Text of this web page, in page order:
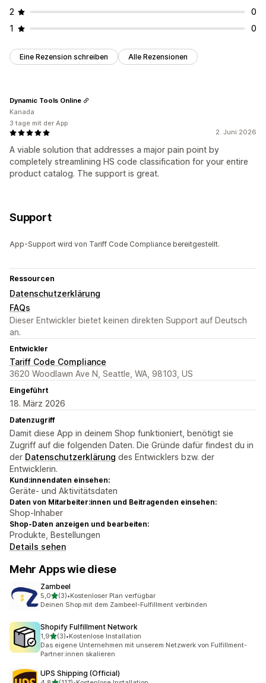
2
0
1
0
Eine Rezension schreiben Alle Rezensionen
2. Juni 2026
A viable solution that addresses a major pain point by
completely streamlining HS code classification for your entire
product catalog. The support is great.
Dynamic Tools Online
Kanada
3 tage mit der App
Support
App-Support wird von Tariff Code Compliance bereitgestellt.
Ressourcen
Datenschutzerklärung
FAQs
Dieser Entwickler bietet keinen direkten Support auf Deutsch
an.
Entwickler
Tariff Code Compliance
3620 Woodlawn Ave N, Seattle, WA, 98103, US
Eingeführt
18. März 2026
Datenzugriff
Damit diese App in deinem Shop funktioniert, benötigt sie
Zugriff auf die folgenden Daten. Die Gründe dafür findest du in
der Datenschutzerklärung des Entwicklers bzw. der
Entwicklerin.
Kund:innendaten einsehen:
Geräte- und Aktivitätsdaten
Daten von Mitarbeiter:innen und Beitragenden einsehen:
Shop-Inhaber
Shop-Daten anzeigen und bearbeiten:
Produkte, Bestellungen
Details sehen
Mehr Apps wie diese
Zambeel
5,0von 5 Sternen
(3)
3 Rezensionen insgesamt
•Kostenloser Plan verfügbar
Deinen Shop mit dem Zambeel-Fulfillment verbinden
Shopify Fulfillment Network
1,9von 5 Sternen
(3)
3 Rezensionen insgesamt
•Kostenlose Installation
Das eigene Unternehmen mit unserem Netzwerk von Fulfillment-
Partner:innen skalieren
UPS Shipping (Official)